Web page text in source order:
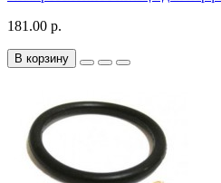
181.00 р.
В корзину